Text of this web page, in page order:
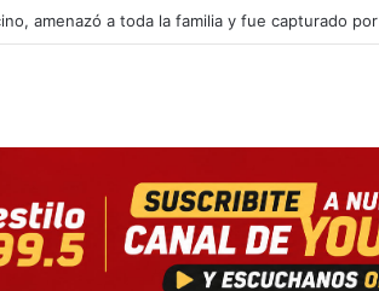
en Posadas, pero fue capturado tras una